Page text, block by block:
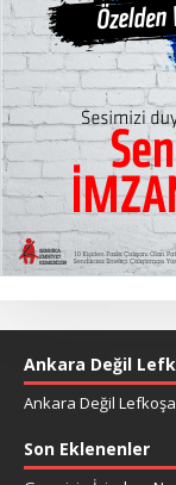
Ankara Değil
Ankara Değil Lefkoşa
Son Eklenenler